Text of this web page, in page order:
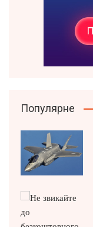
Популярне